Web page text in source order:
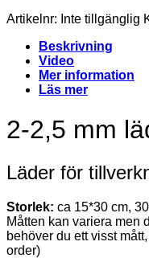
Artikelnr: Inte tillgänglig
Beskrivning
Video
Mer information
Läs mer
2-2,5 mm
Läder för
Storlek: ca 15*30 cm,
Måtten kan variera men
behöver du ett visst
order)